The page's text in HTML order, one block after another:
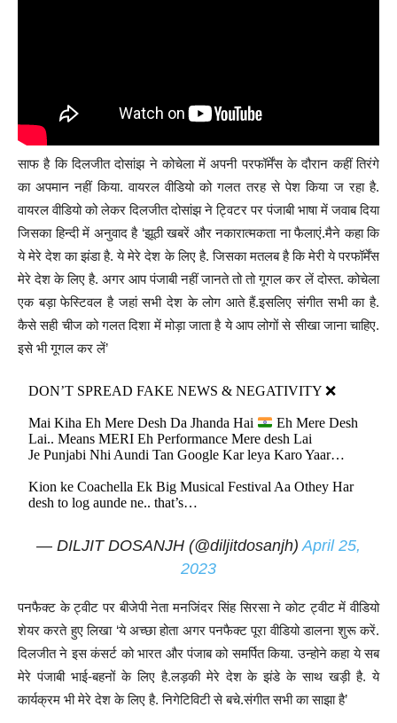
साफ है कि दिलजीत दोसांझ ने कोचेला में अपनी परफॉर्मेंस के दौरान कहीं तिरंगे
का अपमान नहीं किया. वायरल वीडियो को गलत तरह से पेश किया ज रहा है.
वायरल वीडियो को लेकर दिलजीत दोसांझ ने ट्विटर पर पंजाबी भाषा में जवाब दिया
जिसका हिन्दी में अनुवाद है ‘झूठी खबरें और नकारात्मकता ना फैलाएं.मैने कहा कि
ये मेरे देश का झंडा है. ये मेरे देश के लिए है. जिसका मतलब है कि मेरी ये परफॉर्मेंस
मेरे देश के लिए है. अगर आप पंजाबी नहीं जानते तो तो गूगल कर लें दोस्त. कोचेला
एक बड़ा फेस्टिवल है जहां सभी देश के लोग आते हैं.इसलिए संगीत सभी का है.
कैसे सही चीज को गलत दिशा में मोड़ा जाता है ये आप लोगों से सीखा जाना चाहिए.
इसे भी गूगल कर लें’
DON’T SPREAD FAKE NEWS & NEGATIVITY ❌
Mai Kiha Eh Mere Desh Da Jhanda Hai
Eh Mere Desh
Lai.. Means MERI Eh Performance Mere desh Lai
Je Punjabi Nhi Aundi Tan Google Kar leya Karo Yaar…
Kion ke Coachella Ek Big Musical Festival Aa Othey Har
desh to log aunde ne.. that’s…
— DILJIT DOSANJH (@diljitdosanjh) April 25,
2023
पनफैक्ट के ट्वीट पर बीजेपी नेता मनजिंदर सिंह सिरसा ने कोट ट्वीट में वीडियो
शेयर करते हुए लिखा ‘ये अच्छा होता अगर पनफैक्ट पूरा वीडियो डालना शुरू करें.
दिलजीत ने इस कंसर्ट को भारत और पंजाब को समर्पित किया. उन्होने कहा ये सब
मेरे पंजाबी भाई-बहनों के लिए है.लड़की मेरे देश के झंडे के साथ खड़ी है. ये
कार्यक्रम भी मेरे देश के लिए है. निगेटिविटी से बचे.संगीत सभी का साझा है’